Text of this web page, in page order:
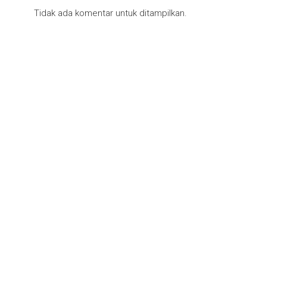
Tidak ada komentar untuk ditampilkan.